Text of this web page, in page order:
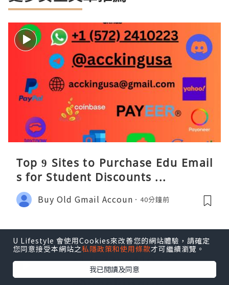
Top 9 Sites to Purchase Edu Email
s for Student Discounts ...
Buy Old Gmail Accoun 40分鐘前
U Lifestyle 會使用Cookies來改善您的網站體驗，請確定
您同意接受本網站之私隱政策和使用條款才可繼續瀏覽。
我已閱讀及同意